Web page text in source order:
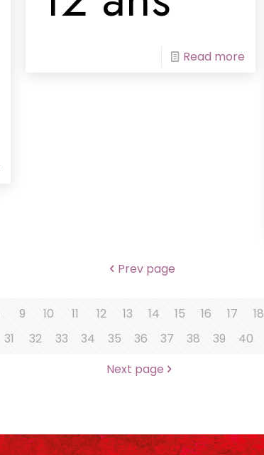
Read more
Prev page
9 10 11 12 13 14 15 16 17 18
31 32 33 34 35 36 37 38 39 40
Next page